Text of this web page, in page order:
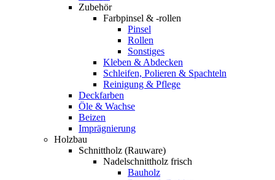
Zubehör
Farbpinsel & -rollen
Pinsel
Rollen
Sonstiges
Kleben & Abdecken
Schleifen, Polieren & Spachteln
Reinigung & Pflege
Deckfarben
Öle & Wachse
Beizen
Imprägnierung
Holzbau
Schnittholz (Rauware)
Nadelschnittholz frisch
Bauholz